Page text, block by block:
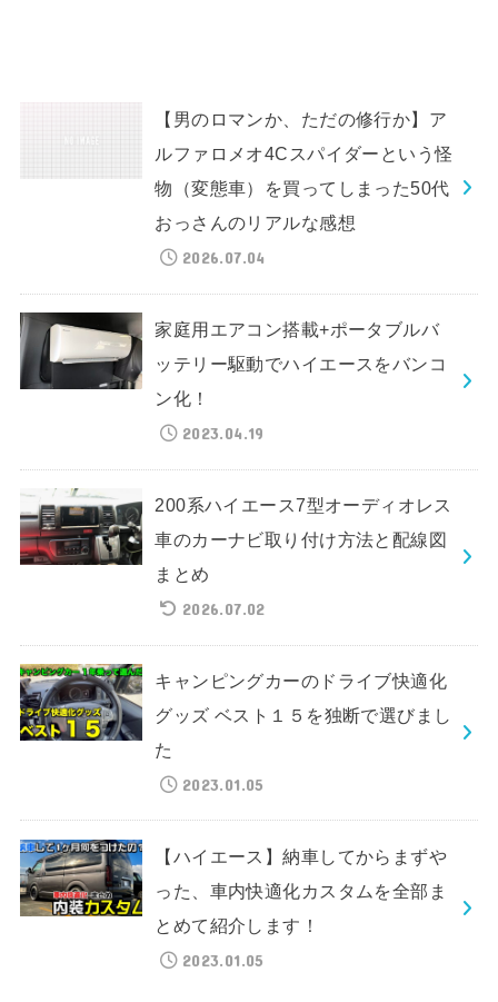
【男のロマンか、ただの修行か】ア
ルファロメオ4Cスパイダーという怪
物（変態車）を買ってしまった50代
おっさんのリアルな感想
2026.07.04
家庭用エアコン搭載+ポータブルバ
ッテリー駆動でハイエースをバンコ
ン化！
2023.04.19
200系ハイエース7型オーディオレス
車のカーナビ取り付け方法と配線図
まとめ
2026.07.02
キャンピングカーのドライブ快適化
グッズ ベスト１５を独断で選びまし
た
2023.01.05
【ハイエース】納車してからまずや
った、車内快適化カスタムを全部ま
とめて紹介します！
2023.01.05